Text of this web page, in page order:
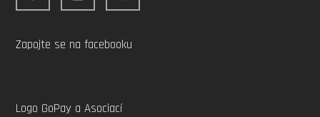
Zapojte se na facebooku
Logo GoPay a Asociací